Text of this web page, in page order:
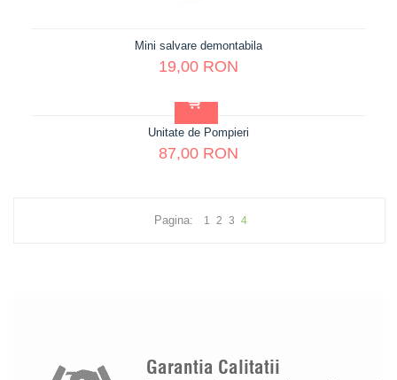
Mini salvare demontabila
19,00 RON
Unitate de Pompieri
87,00 RON
Pagina: 1 2 3 4
Garantia Calitatii